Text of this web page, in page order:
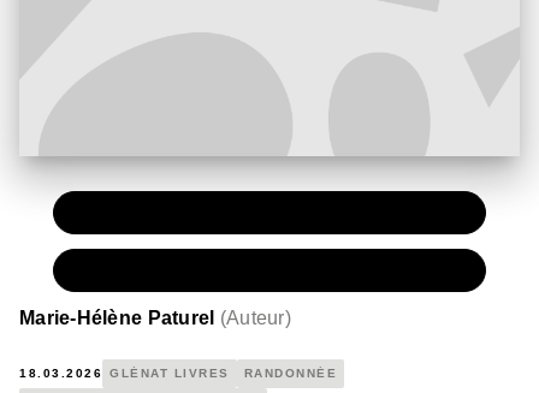
Marie-Hélène Paturel (Auteur)
18.03.2026 GLÉNAT LIVRES RANDONNÉE